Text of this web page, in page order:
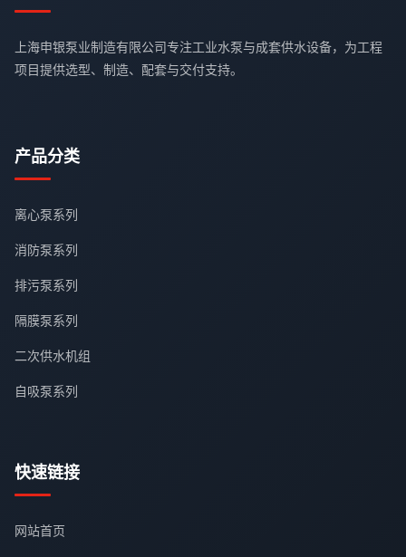
上海申银泵业制造有限公司专注工业水泵与成套供水设备，为工程
项目提供选型、制造、配套与交付支持。
产品分类
离心泵系列
消防泵系列
排污泵系列
隔膜泵系列
二次供水机组
自吸泵系列
快速链接
网站首页